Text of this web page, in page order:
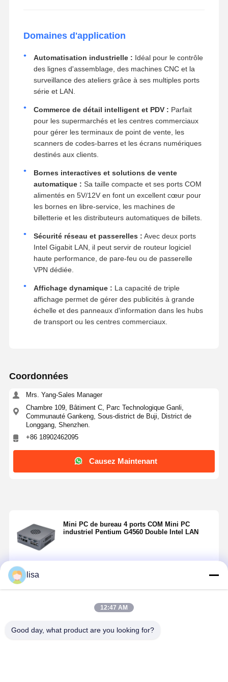
Domaines d'application
Automatisation industrielle : Idéal pour le contrôle
des lignes d'assemblage, des machines CNC et la
surveillance des ateliers grâce à ses multiples ports
série et LAN.
Commerce de détail intelligent et PDV : Parfait
pour les supermarchés et les centres commerciaux
pour gérer les terminaux de point de vente, les
scanners de codes-barres et les écrans numériques
destinés aux clients.
Bornes interactives et solutions de vente
automatique : Sa taille compacte et ses ports COM
alimentés en 5V/12V en font un excellent cœur pour
les bornes en libre-service, les machines de
billetterie et les distributeurs automatiques de billets.
Sécurité réseau et passerelles : Avec deux ports
Intel Gigabit LAN, il peut servir de routeur logiciel
haute performance, de pare-feu ou de passerelle
VPN dédiée.
Affichage dynamique : La capacité de triple
affichage permet de gérer des publicités à grande
échelle et des panneaux d'information dans les hubs
de transport ou les centres commerciaux.
Coordonnées
Mrs. Yang-Sales Manager
Chambre 109, Bâtiment C, Parc Technologique Ganli,
Communauté Gankeng, Sous-district de Buji, District de
Longgang, Shenzhen.
+86 18902462095
Causez Maintenant
Mini PC de bureau 4 ports COM Mini PC
industriel Pentium G4560 Double Intel LAN
Produits Recommandés
lisa
12:47 AM
Good day, what product are you looking for?